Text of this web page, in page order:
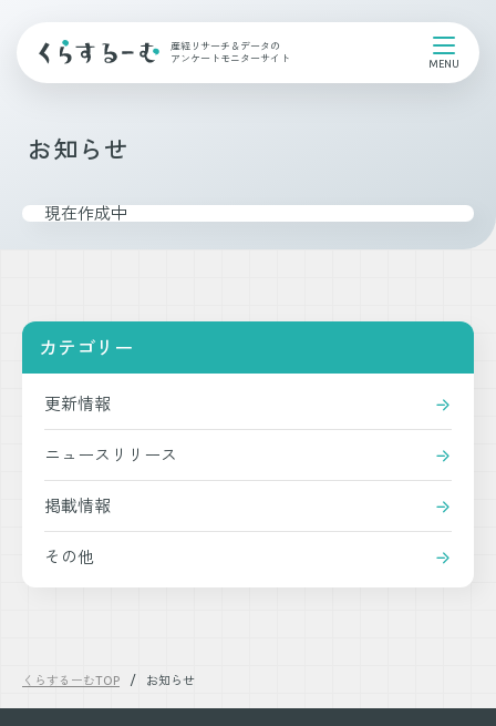
産経リサーチ＆データの
アンケートモニターサイト
お知らせ
現在作成中
カテゴリー
更新情報
ニュースリリース
掲載情報
その他
くらするーむTOP お知らせ